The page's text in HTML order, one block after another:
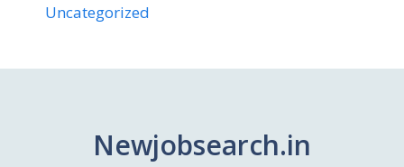
Uncategorized
Newjobsearch.in